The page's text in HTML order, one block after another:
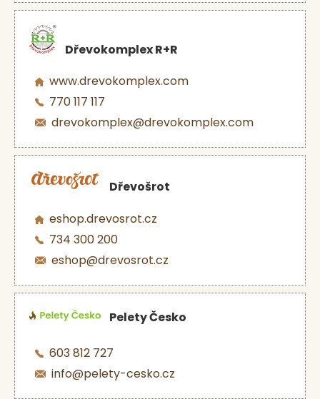
Dřevokomplex R+R
www.drevokomplex.com
770 117 117
drevokomplex@drevokomplex.com
Dřevošrot
eshop.drevosrot.cz
734 300 200
eshop@drevosrot.cz
Pelety Česko
603 812 727
info@pelety-cesko.cz